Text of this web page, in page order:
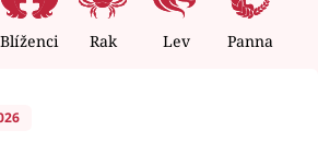
Blíženci Rak Lev Panna